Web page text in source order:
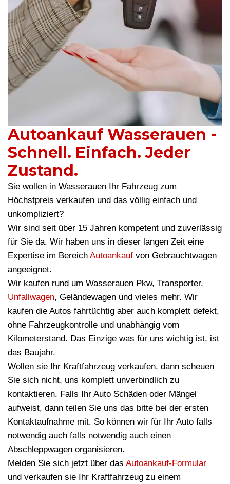
Autoankauf Wasserauen -
Schnell. Einfach. Jeder
Zustand.
Sie wollen in Wasserauen Ihr Fahrzeug zum
Höchstpreis verkaufen und das völlig einfach und
unkompliziert?
Wir sind seit über 15 Jahren kompetent und zuverlässig
für Sie da. Wir haben uns in dieser langen Zeit eine
Expertise im Bereich Autoankauf von Gebrauchtwagen
angeeignet.
Wir kaufen rund um Wasserauen Pkw, Transporter,
Unfallwagen, Geländewagen und vieles mehr. Wir
kaufen die Autos fahrtüchtig aber auch komplett defekt,
ohne Fahrzeugkontrolle und unabhängig vom
Kilometerstand. Das Einzige was für uns wichtig ist, ist
das Baujahr.
Wollen sie Ihr Kraftfahrzeug verkaufen, dann scheuen
Sie sich nicht, uns komplett unverbindlich zu
kontaktieren. Falls Ihr Auto Schäden oder Mängel
aufweist, dann teilen Sie uns das bitte bei der ersten
Kontaktaufnahme mit. So können wir für Ihr Auto falls
notwendig auch falls notwendig auch einen
Abschleppwagen organisieren.
Melden Sie sich jetzt über das Autoankauf-Formular
und verkaufen sie Ihr Kraftfahrzeug zu einem